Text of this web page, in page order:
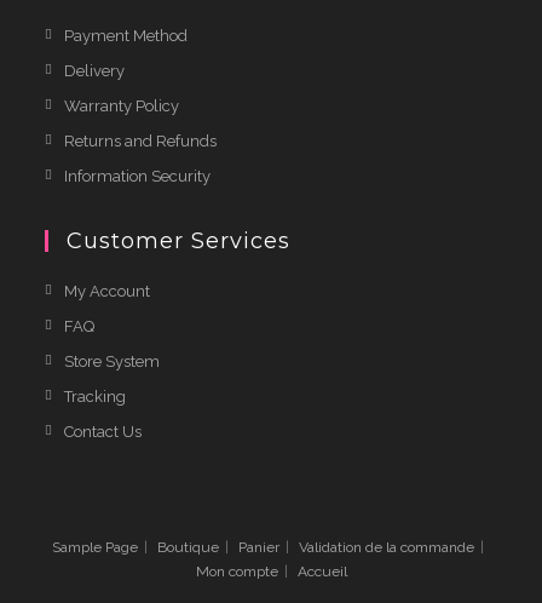
Payment Method
Delivery
Warranty Policy
Returns and Refunds
Information Security
Customer Services
My Account
FAQ
Store System
Tracking
Contact Us
Sample Page Boutique Panier
Validation de la commande
Mon compte
Accueil